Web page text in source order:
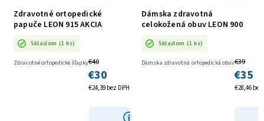
Zdravotné ortopedické
papuče LEON 915 AKCIA
Skladom (1 ks)
€24,39 bez DPH
€40
€30
Zdravotné ortopedické šľapky
Dámska zdravotná
celokožená obuv LEON 900
Skladom (1 ks)
€28,46
€39
€35
Dámska zdravotná ortopedická obuv